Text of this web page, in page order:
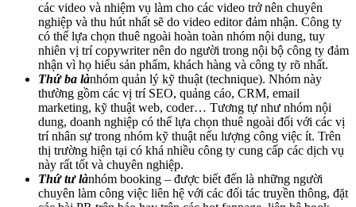
các video và nhiệm vụ làm cho các video trở nên chuyên
nghiệp và thu hút nhất sẽ do video editor đảm nhận. Công ty
có thể lựa chọn thuê ngoài hoàn toàn nhóm nội dung, tuy
nhiên vị trí copywriter nên do người trong nội bộ công ty đảm
nhận vì họ hiểu sản phẩm, khách hàng và công ty rõ nhất.
Thứ ba lànhóm quản lý kỹ thuật (technique). Nhóm này
thường gồm các vị trí SEO, quảng cáo, CRM, email
marketing, kỹ thuật web, coder… Tương tự như nhóm nội
dung, doanh nghiệp có thể lựa chọn thuê ngoài đối với các vị
trí nhân sự trong nhóm kỹ thuật nếu lượng công việc ít. Trên
thị trường hiện tại có khá nhiều công ty cung cấp các dịch vụ
này rất tốt và chuyên nghiệp.
Thứ tư lànhóm booking – được biết đến là những người
chuyên làm công việc liên hệ với các đối tác truyền thông, đặt